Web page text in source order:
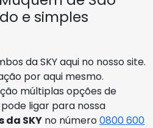
e simples
da SKY aqui no nosso site.
por aqui mesmo.
múltiplas opções de
ligar para nossa
da SKY no número0800 600